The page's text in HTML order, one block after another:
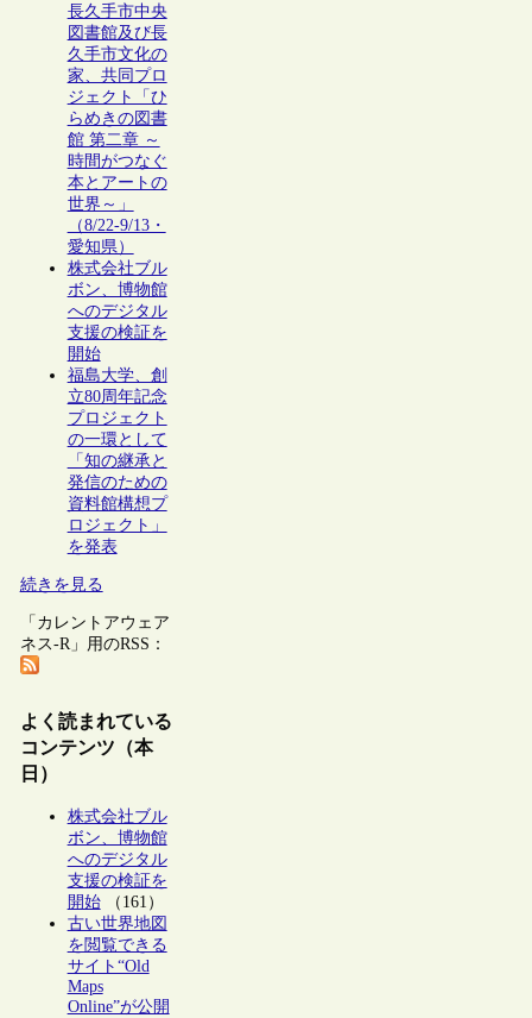
長久手市中央
図書館及び長
久手市文化の
家、共同プロ
ジェクト「ひ
らめきの図書
館 第二章 ～
時間がつなぐ
本とアートの
世界～」
（8/22-9/13・
愛知県）
株式会社ブル
ボン、博物館
へのデジタル
支援の検証を
開始
福島大学、創
立80周年記念
プロジェクト
の一環として
「知の継承と
発信のための
資料館構想プ
ロジェクト」
を発表
続きを見る
「カレントアウェア
ネス-R」用のRSS：
よく読まれている
コンテンツ（本
日）
株式会社ブル
ボン、博物館
へのデジタル
支援の検証を
開始（161）
古い世界地図
を閲覧できる
サイト“Old
Maps
Online”が公開